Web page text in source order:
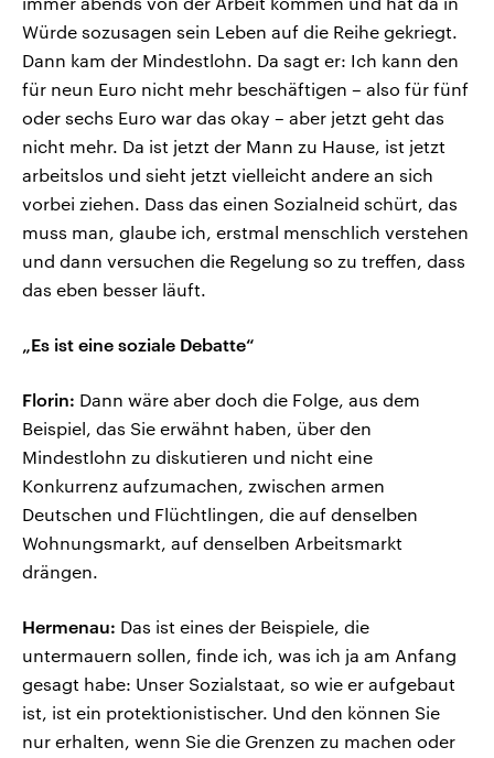
Würde sozusagen sein Leben auf die Reihe gekriegt.
Dann kam der Mindestlohn. Da sagt er: Ich kann den
für neun Euro nicht mehr beschäftigen – also für fünf
oder sechs Euro war das okay – aber jetzt geht das
nicht mehr. Da ist jetzt der Mann zu Hause, ist jetzt
arbeitslos und sieht jetzt vielleicht andere an sich
vorbei ziehen. Dass das einen Sozialneid schürt, das
muss man, glaube ich, erstmal menschlich verstehen
und dann versuchen die Regelung so zu treffen, dass
das eben besser läuft.
„Es ist eine soziale Debatte“
Florin: Dann wäre aber doch die Folge, aus dem
Beispiel, das Sie erwähnt haben, über den
Mindestlohn zu diskutieren und nicht eine
Konkurrenz aufzumachen, zwischen armen
Deutschen und Flüchtlingen, die auf denselben
Wohnungsmarkt, auf denselben Arbeitsmarkt
drängen.
Hermenau: Das ist eines der Beispiele, die
untermauern sollen, finde ich, was ich ja am Anfang
gesagt habe: Unser Sozialstaat, so wie er aufgebaut
ist, ist ein protektionistischer. Und den können Sie
nur erhalten, wenn Sie die Grenzen zu machen oder